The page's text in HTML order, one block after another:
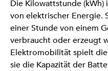
Die Kilowattstunde (kWh)
von elektrischer Energie.
einer Stunde von einem
verbraucht oder erzeugt
Elektromobilität spielt
sie die Kapazität der